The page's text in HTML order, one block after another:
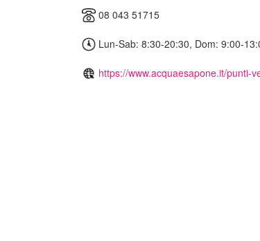
08 043 51715
Lun-Sab: 8:30-20:30, Dom: 9:00-
https://www.acquaesapone.it/punti-